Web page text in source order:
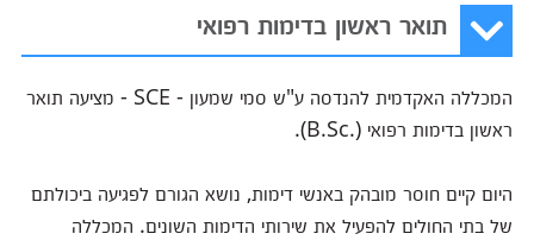
תואר ראשון בדימות רפואי
המכללה האקדמית להנדסה ע"ש סמי שמעון - SCE - מציעה תואר
ראשון בדימות רפואי (.B.Sc).
היום קיים חוסר מובהק באנשי דימות, נושא הגורם לפגיעה ביכולתם
של בתי החולים להפעיל את שירותי הדימות השונים. המכללה